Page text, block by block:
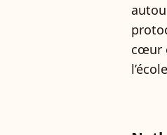
cœur